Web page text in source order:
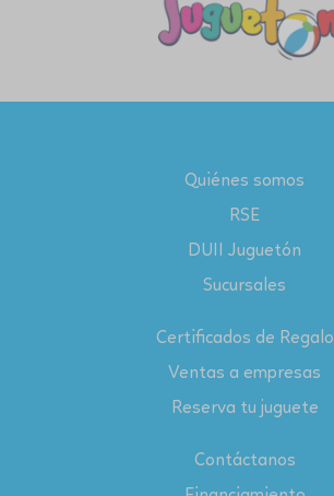
Quiénes somos
RSE
DUII Juguetón
Sucursales
Certificados de Regalo
Ventas a empresas
Reserva tu juguete
Contáctanos